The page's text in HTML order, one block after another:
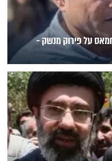
על פירוק מנשק -